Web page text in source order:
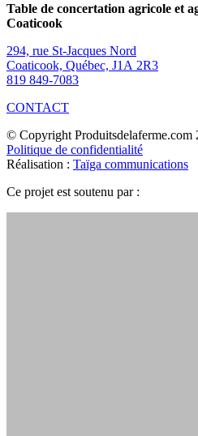
Table de concertation agricole et
Coaticook
294, rue St-Jacques Nord
Coaticook, Québec, J1A 2R3
819 849-7083
CONTACT
© Copyright Produitsdelaferme.com
Politique de confidentialité
Réalisation : Taïga communications
Ce projet est soutenu par :